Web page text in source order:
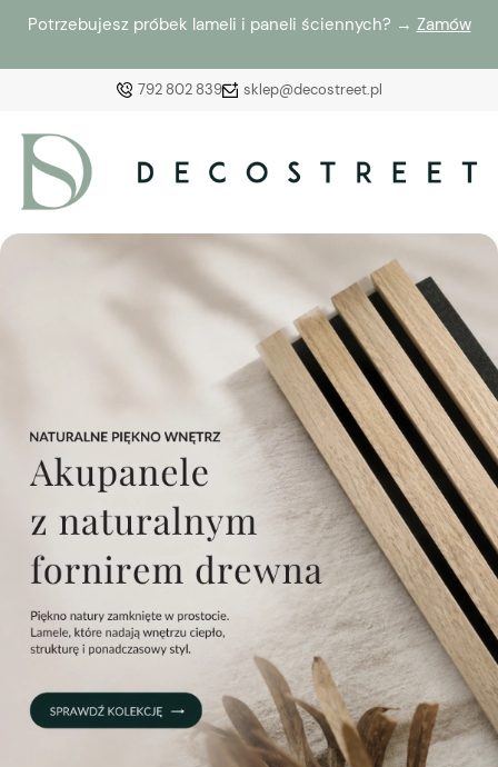
Potrzebujesz próbek lameli i paneli ściennych? → Zamów
792 802 839 sklep@decostreet.pl
Załóż konto
Wybierz coś dla siebie z naszej aktualnej oferty lub
zaloguj się, aby przywrócić dodane produkty do listy
z poprzedniej sesji.